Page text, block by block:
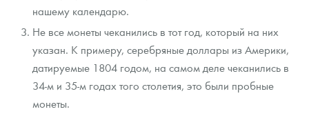
нашему календарю.
Не все монеты чеканились в тот год, который на них
указан. К примеру, серебряные доллары из Америки,
датируемые 1804 годом, на самом деле чеканились в
34-м и 35-м годах того столетия, это были пробные
монеты.